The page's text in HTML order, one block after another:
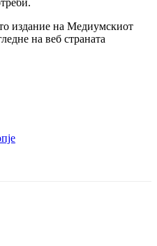
издание на Медиумскиот
на веб страната